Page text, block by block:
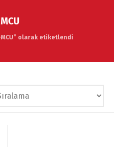
MCU” olarak etiketlendi